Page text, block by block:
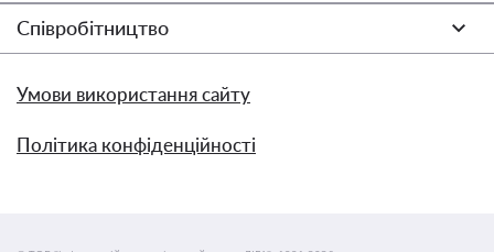
Співробітництво
Умови використання сайту
Політика конфіденційності